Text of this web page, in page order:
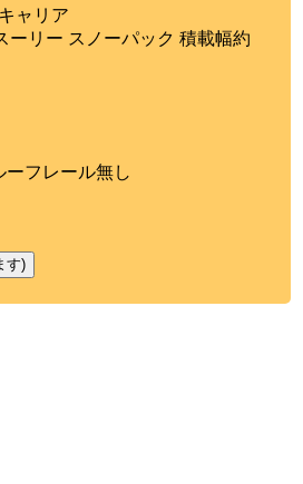
ャリア
ーリー スノーパック 積載幅約
ーフレール無し